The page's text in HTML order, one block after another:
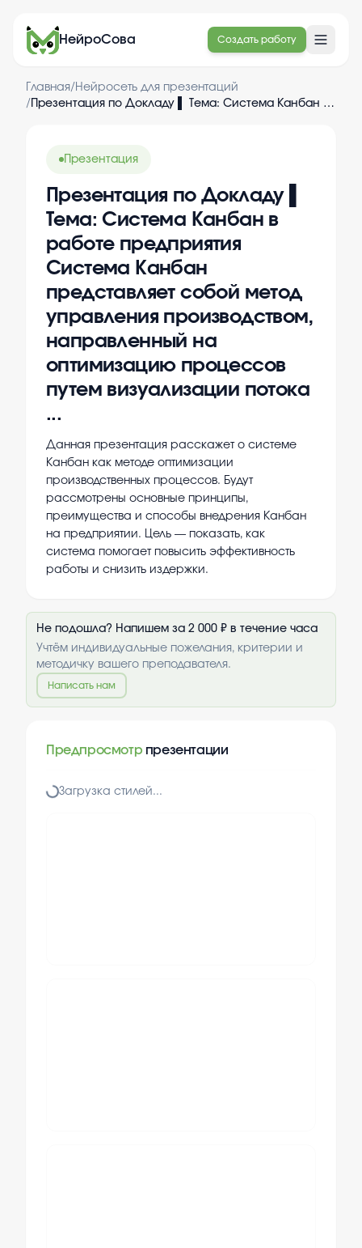
НейроСова Создать работу
Главная/ Нейросеть для презентаций
/
Презентация по Докладу ▌ Тема: Система Канбан в работе предприятия Система Канбан представляет собой метод управления производством, направленный на оптимизацию процессов путем визуализации потока ...
Презентация
Презентация по Докладу ▌
Тема: Система Канбан в
работе предприятия
Система Канбан
представляет собой метод
управления производством,
направленный на
оптимизацию процессов
путем визуализации потока
...
Данная презентация расскажет о системе
Канбан как методе оптимизации
производственных процессов. Будут
рассмотрены основные принципы,
преимущества и способы внедрения Канбан
на предприятии. Цель — показать, как
система помогает повысить эффективность
работы и снизить издержки.
Не подошла? Напишем за 2 000 ₽ в течение часа
Учтём индивидуальные пожелания, критерии и
методичку вашего преподавателя.
Написать нам
Предпросмотр презентации
Загрузка стилей...